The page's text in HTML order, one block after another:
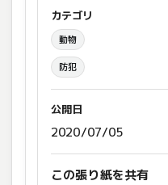
カテゴリ
動物
防犯
公開日
2020/07/05
この張り紙を共有